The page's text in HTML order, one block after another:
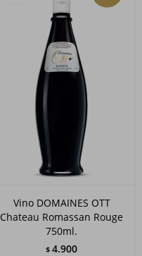
Vino DOMAINES OTT
Chateau Romassan Rouge
750ml.
$ 4.900